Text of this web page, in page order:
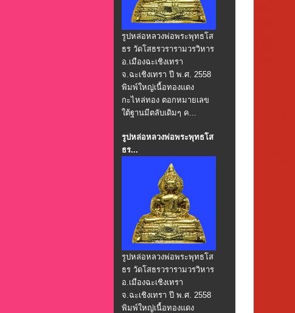
รูปหล่อหลวงพ่อพระพุทธโส
ธร วัดโสธรวรารามวรวิหาร
อ.เมืองฉะเชิงเทรา
จ.ฉะเชิงเทรา ปี พ.ศ. 2558
พิมพ์ใหญ่เนื้อทองแดง
กะไหล่ทอง ตอกหมายเลข
ใต้ฐานมีตลับเดิมๆ ค...
รูปหล่อหลวงพ่อพระพุทธโส
ธร...
รูปหล่อหลวงพ่อพระพุทธโส
ธร วัดโสธรวรารามวรวิหาร
อ.เมืองฉะเชิงเทรา
จ.ฉะเชิงเทรา ปี พ.ศ. 2558
พิมพ์ใหญ่เนื้อทองแดง